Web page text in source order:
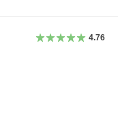
4.76